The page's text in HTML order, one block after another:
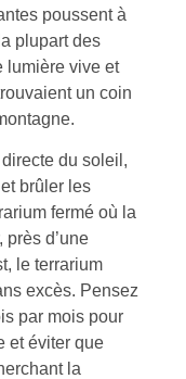
poussent à
plupart des
lumière vive et
un coin
du soleil,
brûler les
fermé où la
près d’une
le terrarium
excès. Pensez
par mois pour
et éviter que
la